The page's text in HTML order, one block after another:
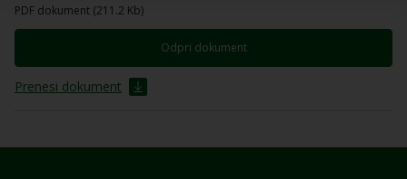
PDF dokument (211.2 Kb)
Odpri dokument
Prenesi dokument